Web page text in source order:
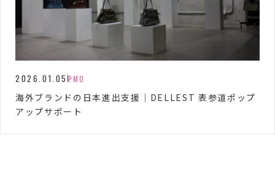
2026.01.05 PMO
海外ブランドの日本進出支援｜DELLEST 表参道ポップ
アップサポート